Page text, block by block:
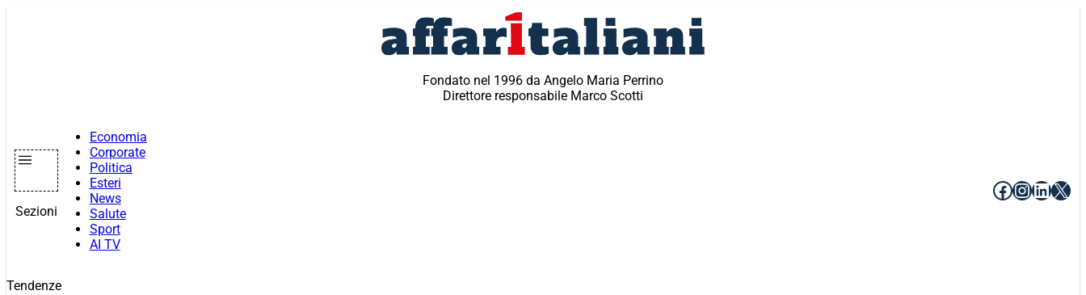
Fondato nel 1996 da Angelo Maria Perrino
Direttore responsabile Marco Scotti
Sezioni
Economia
Corporate
Politica
Esteri
News
Salute
Sport
AI TV
Facebook
X
Tendenze